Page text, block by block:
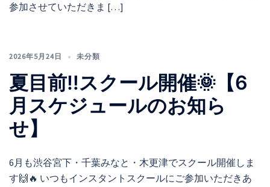
参加させていただきま […]
2026年5月24日 未分類
夏目前‼️スクール開催🌞【6
月スケジュールのお知ら
せ】
6月も渋谷宮下・千葉みなと・木更津でスクール開催しま
す🙌🔥 いつもインスタントスクールにご参加いただきあ